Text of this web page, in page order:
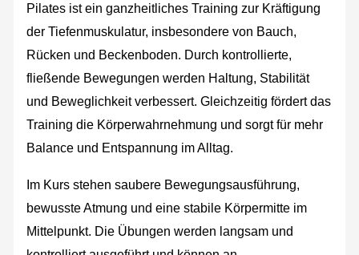
Pilates ist ein ganzheitliches Training zur Kräftigung
der Tiefenmuskulatur, insbesondere von Bauch,
Rücken und Beckenboden. Durch kontrollierte,
fließende Bewegungen werden Haltung, Stabilität
und Beweglichkeit verbessert. Gleichzeitig fördert das
Training die Körperwahrnehmung und sorgt für mehr
Balance und Entspannung im Alltag.
Im Kurs stehen saubere Bewegungsausführung,
bewusste Atmung und eine stabile Körpermitte im
Mittelpunkt. Die Übungen werden langsam und